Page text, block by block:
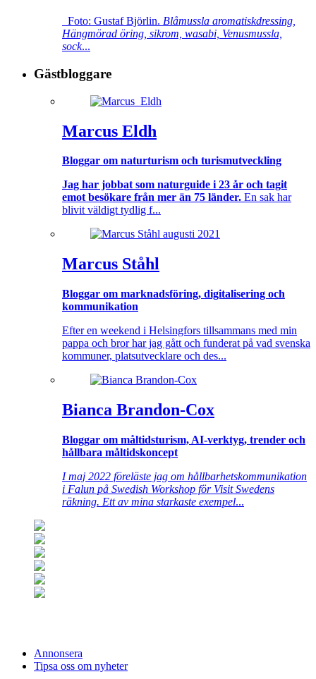
Foto: Gustaf Björlin. Blåmussla aromatiskdressing,
Hängmörad öring, sikrom, wasabi, Venusmussla,
sock...
Gästbloggare
Marcus Eldh
Bloggar om naturturism och turismutveckling
Jag har jobbat som naturguide i 23 år och tagit
emot besökare från mer än 75 länder. En sak har
blivit väldigt tydlig f...
Marcus Ståhl
Bloggar om marknadsföring, digitalisering och
kommunikation
Efter en weekend i Helsingfors tillsammans med min
pappa och bror har jag gått och funderat på vad svenska
kommuner, platsutvecklare och des...
Bianca Brandon-Cox
Bloggar om måltidsturism, AI-verktyg, trender och
hållbara måltidskoncept
I maj 2022 föreläste jag om hållbarhetskommunikation
i Falun på Swedish Workshop för Visit Swedens
räkning. Ett av mina starkaste exempel...
Annonsera
Tipsa oss om nyheter